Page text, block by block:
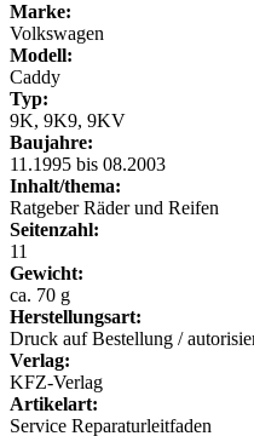
Marke:
Volkswagen
Modell:
Caddy
Typ:
9K, 9K9, 9KV
Baujahre:
11.1995 bis 08.2003
Inhalt/thema:
Ratgeber Räder und Reifen
Seitenzahl:
11
Gewicht:
ca. 70 g
Herstellungsart:
Druck auf Bestellung /
Verlag:
KFZ-Verlag
Artikelart:
Service Reparaturleitfaden